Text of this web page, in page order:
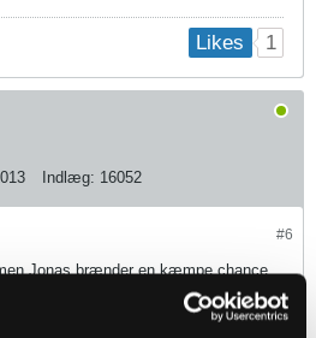
Likes 1
Indlæg: 16052
#6
Jonas brænder en kæmpe chance.
Talent wird überschätzt. Talent ist